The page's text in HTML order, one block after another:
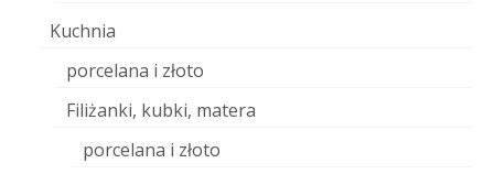
Kuchnia
porcelana i złoto
Filiżanki, kubki, matera
porcelana i złoto